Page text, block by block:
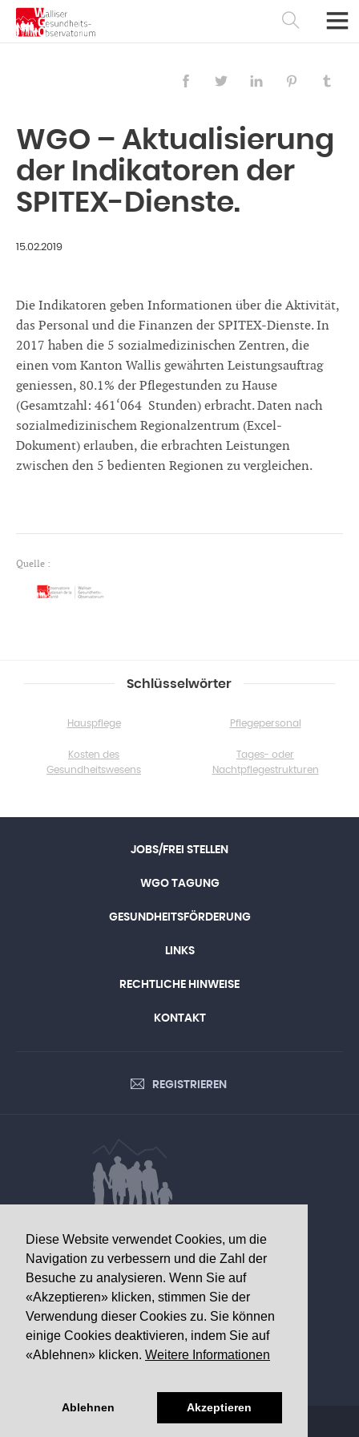
Diese Website verwendet Cookies, um die
Navigation zu verbessern und die Zahl der
Besuche zu analysieren. Wenn Sie auf
«Akzeptieren» klicken, stimmen Sie der
Verwendung dieser Cookies zu. Sie können
einige Cookies deaktivieren, indem Sie auf
«Ablehnen» klicken. Weitere Informationen
Ablehnen Akzeptieren
WGO – Aktualisierung
der Indikatoren der
SPITEX-Dienste.
15.02.2019
Die Indikatoren geben Informationen über die Aktivität,
das Personal und die Finanzen der SPITEX-Dienste. In
2017 haben die 5 sozialmedizinischen Zentren, die
einen vom Kanton Wallis gewährten Leistungsauftrag
geniessen, 80.1% der Pflegestunden zu Hause
(Gesamtzahl: 461‘064 Stunden) erbracht. Daten nach
sozialmedizinischem Regionalzentrum (Excel-
Dokument) erlauben, die erbrachten Leistungen
zwischen den 5 bedienten Regionen zu vergleichen.
Quelle :
Schlüsselwörter
Hauspflege Pflegepersonal
Kosten des
Gesundheitswesens
Tages- oder
Nachtpflegestrukturen
JOBS/FREI STELLEN
WGO TAGUNG
GESUNDHEITSFÖRDERUNG
LINKS
RECHTLICHE HINWEISE
KONTAKT
REGISTRIEREN
INTERESSE
Walliser Gesundheitsobservatorium
Av. Grand-Champsec 64
1950 Sitten
Telefon+41 27 603 49 61